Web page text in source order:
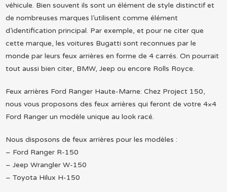
véhicule. Bien souvent ils sont un élément de style distinctif et
de nombreuses marques l’utilisent comme élément
d’identification principal. Par exemple, et pour ne citer que
cette marque, les voitures Bugatti sont reconnues par le
monde par leurs feux arrières en forme de 4 carrés. On pourrait
tout aussi bien citer, BMW, Jeep ou encore Rolls Royce.
Feux arrières Ford Ranger Haute-Marne: Chez Project 150,
nous vous proposons des feux arrières qui feront de votre 4×4
Ford Ranger un modèle unique au look racé.
Nous disposons de feux arrières pour les modèles :
– Ford Ranger R-150
– Jeep Wrangler W-150
– Toyota Hilux H-150